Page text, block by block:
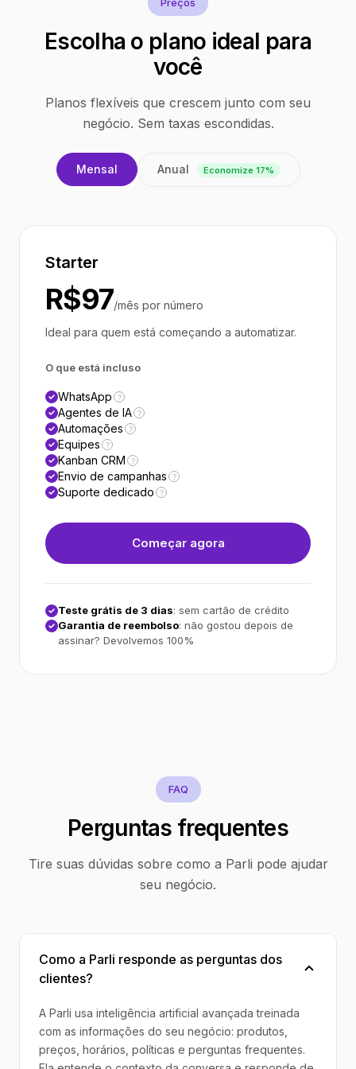
Escolha o plano ideal para
você
Planos flexíveis que crescem junto com seu
negócio. Sem taxas escondidas.
Mensal Anual Economize 17%
Starter
R$97/mês por número
Ideal para quem está começando a automatizar.
O que está incluso
WhatsApp ?
Agentes de IA ?
Automações ?
Equipes ?
Kanban CRM ?
Envio de campanhas ?
Suporte dedicado ?
Começar agora
Teste grátis de 3 dias: sem cartão de crédito
Garantia de reembolso: não gostou depois de
assinar? Devolvemos 100%
FAQ
Perguntas frequentes
Tire suas dúvidas sobre como a Parli pode ajudar
seu negócio.
Como a Parli responde as perguntas dos
clientes?
A Parli usa inteligência artificial avançada treinada
com as informações do seu negócio: produtos,
preços, horários, políticas e perguntas frequentes.